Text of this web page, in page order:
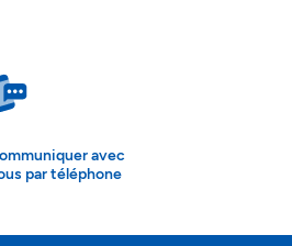
avec
par téléphone